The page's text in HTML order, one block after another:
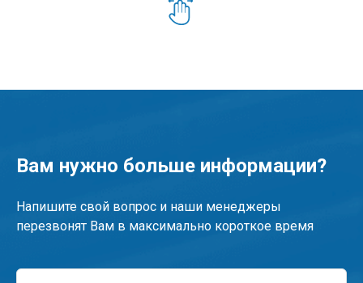
Вам нужно больше информации?
Напишите свой вопрос и наши менеджеры
перезвонят Вам в максимально короткое время